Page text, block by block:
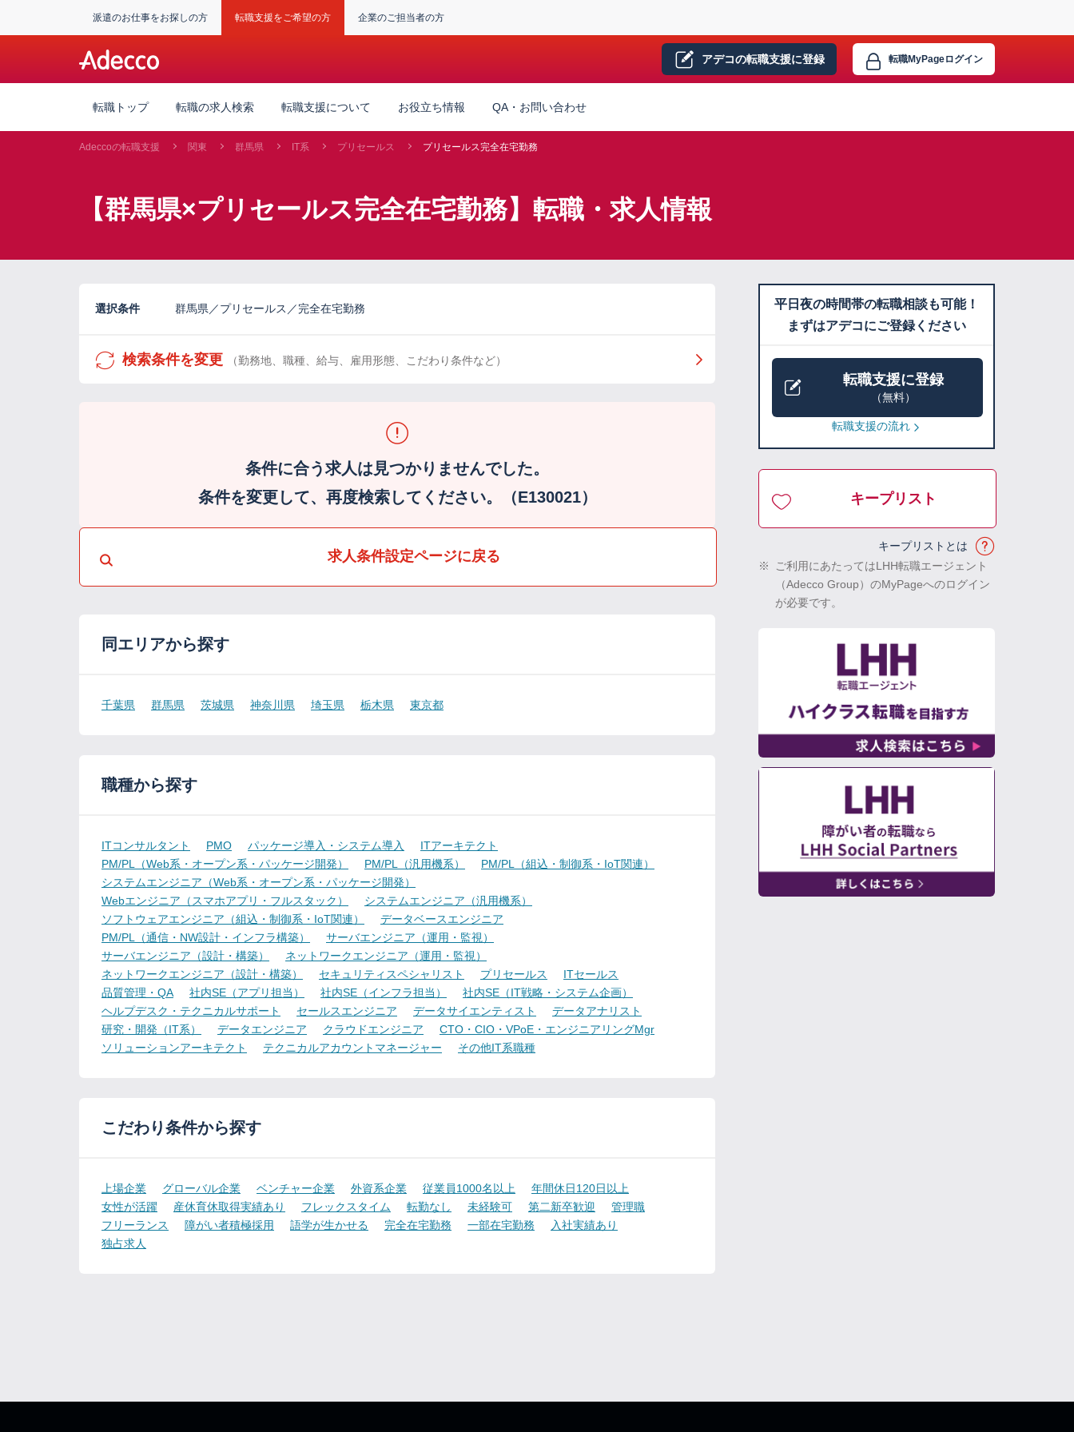
派遣のお仕事をお探しの方 転職支援をご希望の方 企業のご担当者の方
アデコの転職支援に登録 転職MyPageログイン
転職トップ 転職の求人検索 転職支援について お役立ち情報 QA・お問い合わせ
Adeccoの転職支援 関東 群馬県 IT系 プリセールス プリセールス完全在宅勤務
【群馬県×プリセールス完全在宅勤務】転職・求人情報
選択条件 群馬県／プリセールス／完全在宅勤務
検索条件を変更 （勤務地、職種、給与、雇用形態、こだわり条件など）
条件に合う求人は見つかりませんでした。
条件を変更して、再度検索してください。（E130021）
求人条件設定ページに戻る
同エリアから探す
千葉県 群馬県 茨城県 神奈川県 埼玉県 栃木県 東京都
職種から探す
ITコンサルタント PMO パッケージ導入・システム導入
ITアーキテクト
PM/PL（Web系・オープン系・パッケージ開発）
PM/PL（汎用機系）
PM/PL（組込・制御系・IoT関連）
システムエンジニア（Web系・オープン系・パッケージ開発）
Webエンジニア（スマホアプリ・フルスタック）
システムエンジニア（汎用機系）
ソフトウェアエンジニア（組込・制御系・IoT関連）
データベースエンジニア
PM/PL（通信・NW設計・インフラ構築）
サーバエンジニア（運用・監視）
サーバエンジニア（設計・構築）
ネットワークエンジニア（運用・監視）
ネットワークエンジニア（設計・構築）
セキュリティスペシャリスト プリセールス
ITセールス
品質管理・QA
社内SE（アプリ担当） 社内SE（インフラ担当）
社内SE（IT戦略・システム企画）
ヘルプデスク・テクニカルサポート
セールスエンジニア データサイエンティスト
データアナリスト
研究・開発（IT系）
データエンジニア クラウドエンジニア
CTO・CIO・VPoE・エンジニアリングMgr
ソリューションアーキテクト
テクニカルアカウントマネージャー その他IT系職種
こだわり条件から探す
上場企業 グローバル企業 ベンチャー企業 外資系企業 従業員1000名以上
年間休日120日以上
女性が活躍
産休育休取得実績あり フレックスタイム 転勤なし 未経験可 第二新卒歓迎
管理職
フリーランス
障がい者積極採用 語学が生かせる 完全在宅勤務 一部在宅勤務
入社実績あり
独占求人
平日夜の時間帯の転職相談も可能！
まずはアデコにご登録ください
転職支援に登録
（無料）
転職支援の流れ
キープリスト
キープリストとは
※
ご利用にあたってはLHH転職エージェント
（Adecco Group）のMyPageへのログイン
が必要です。